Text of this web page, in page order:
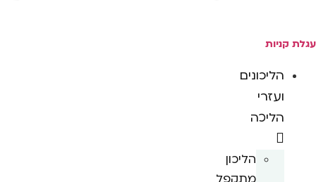
עגלת קניות
הליכונים
ועזרי
הליכה
הליכון
מתקפל